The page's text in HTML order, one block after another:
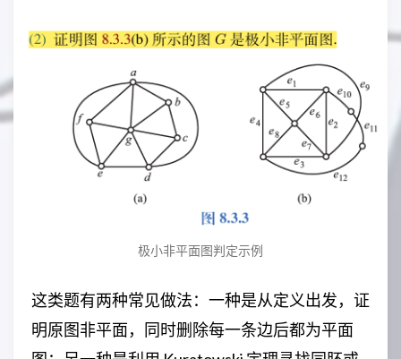
极小非平面图判定示例
这类题有两种常见做法：一种是从定义出发，证
明原图非平面，同时删除每一条边后都为平面